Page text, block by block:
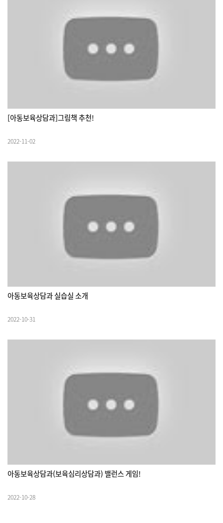
[아동보육상담과]그림책 추천!
2022-11-02
아동보육상담과 실습실 소개
2022-10-31
아동보육상담과(보육심리상담과) 밸런스 게임!
2022-10-28